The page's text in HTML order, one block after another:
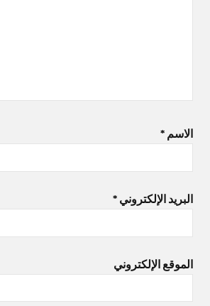
الاسم *
البريد الإلكتروني *
الموقع الإلكتروني